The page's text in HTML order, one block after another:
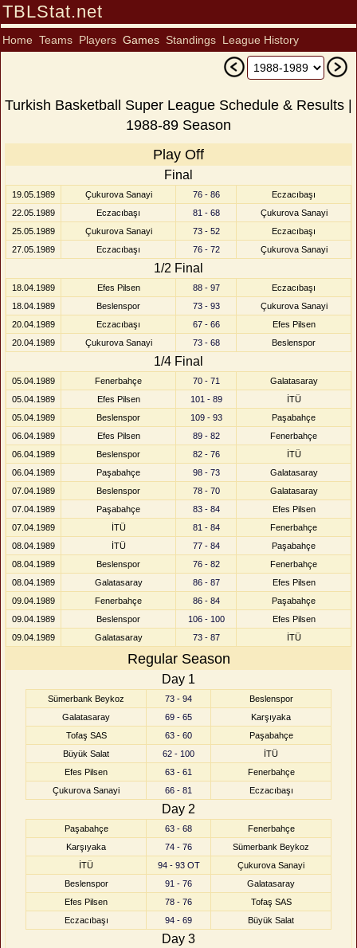
TBLStat.net
Home Teams Players Games Standings League History
Turkish Basketball Super League Schedule & Results |
1988-89 Season
Play Off
Final
19.05.1989 Çukurova Sanayi 76 - 86
Eczacıbaşı
22.05.1989
Eczacıbaşı 81 - 68
Çukurova Sanayi
25.05.1989
Çukurova Sanayi 73 - 52
Eczacıbaşı
27.05.1989
Eczacıbaşı 76 - 72 Çukurova Sanayi
1/2 Final
18.04.1989 Efes Pilsen 88 - 97
Eczacıbaşı
18.04.1989
Beslenspor 73 - 93
Çukurova Sanayi
20.04.1989
Eczacıbaşı 67 - 66
Efes Pilsen
20.04.1989
Çukurova Sanayi 73 - 68 Beslenspor
1/4 Final
05.04.1989 Fenerbahçe 70 - 71
Galatasaray
05.04.1989
Efes Pilsen 101 - 89
İTÜ
05.04.1989
Beslenspor 109 - 93
Paşabahçe
06.04.1989
Efes Pilsen 89 - 82
Fenerbahçe
06.04.1989
Beslenspor 82 - 76
İTÜ
06.04.1989
Paşabahçe 98 - 73
Galatasaray
07.04.1989
Beslenspor 78 - 70
Galatasaray
07.04.1989
Paşabahçe 83 - 84
Efes Pilsen
07.04.1989
İTÜ 81 - 84
Fenerbahçe
08.04.1989
İTÜ 77 - 84
Paşabahçe
08.04.1989
Beslenspor 76 - 82
Fenerbahçe
08.04.1989
Galatasaray 86 - 87
Efes Pilsen
09.04.1989
Fenerbahçe 86 - 84
Paşabahçe
09.04.1989
Beslenspor 106 - 100
Efes Pilsen
09.04.1989
Galatasaray 73 - 87 İTÜ
Regular Season
Day 1
Sümerbank Beykoz 73 - 94
Beslenspor
Galatasaray
69 - 65
Karşıyaka
Tofaş SAS
63 - 60
Paşabahçe
Büyük Salat
62 - 100
İTÜ
Efes Pilsen
63 - 61
Fenerbahçe
Çukurova Sanayi
66 - 81 Eczacıbaşı
Day 2
Paşabahçe 63 - 68
Fenerbahçe
Karşıyaka
74 - 76
Sümerbank Beykoz
İTÜ
94 - 93 OT
Çukurova Sanayi
Beslenspor
91 - 76
Galatasaray
Efes Pilsen
78 - 76
Tofaş SAS
Eczacıbaşı
94 - 69 Büyük Salat
Day 3